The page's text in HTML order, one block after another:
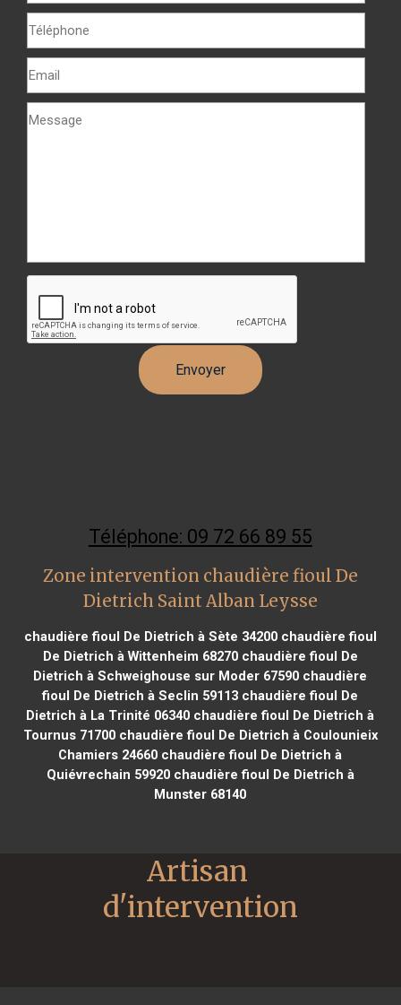
Téléphone: 09 72 66 89 55
Zone intervention chaudière fioul De
Dietrich Saint Alban Leysse
chaudière fioul De Dietrich à Sète 34200chaudière fioul
De Dietrich à Wittenheim 68270chaudière fioul De
Dietrich à Schweighouse sur Moder 67590 chaudière
fioul De Dietrich à Seclin 59113 chaudière fioul De
Dietrich à La Trinité 06340 chaudière fioul De Dietrich à
Tournus 71700chaudière fioul De Dietrich à Coulounieix
Chamiers 24660 chaudière fioul De Dietrich à
Quiévrechain 59920chaudière fioul De Dietrich à
Munster 68140
Artisan
d'intervention